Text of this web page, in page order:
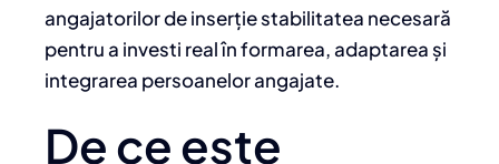
angajatorilor de inserție stabilitatea necesară
pentru a investi real în formarea, adaptarea și
integrarea persoanelor angajate.
De ce este